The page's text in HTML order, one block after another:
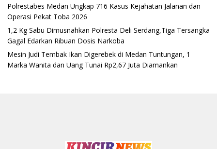
Polrestabes Medan Ungkap 716 Kasus Kejahatan Jalanan dan
Operasi Pekat Toba 2026
1,2 Kg Sabu Dimusnahkan Polresta Deli Serdang,Tiga Tersangka
Gagal Edarkan Ribuan Dosis Narkoba
Mesin Judi Tembak Ikan Digerebek di Medan Tuntungan, 1
Marka Wanita dan Uang Tunai Rp2,67 Juta Diamankan